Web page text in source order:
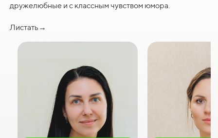
дружелюбные и с классным чувством юмора.
Листать→